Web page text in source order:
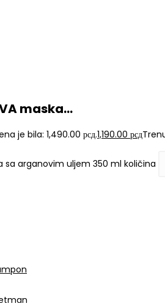
maska…
je bila: 1,490.00 рсд.1,190.00 рсд
sa arganovim uljem 350 ml količina